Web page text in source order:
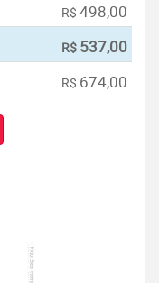
R$ 498,00
R$ 537,00
R$ 674,00